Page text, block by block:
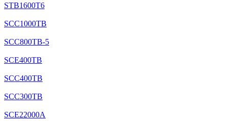
STB1600T6
SCC1000TB
SCC800TB-5
SCE400TB
SCC400TB
SCC300TB
SCE22000A